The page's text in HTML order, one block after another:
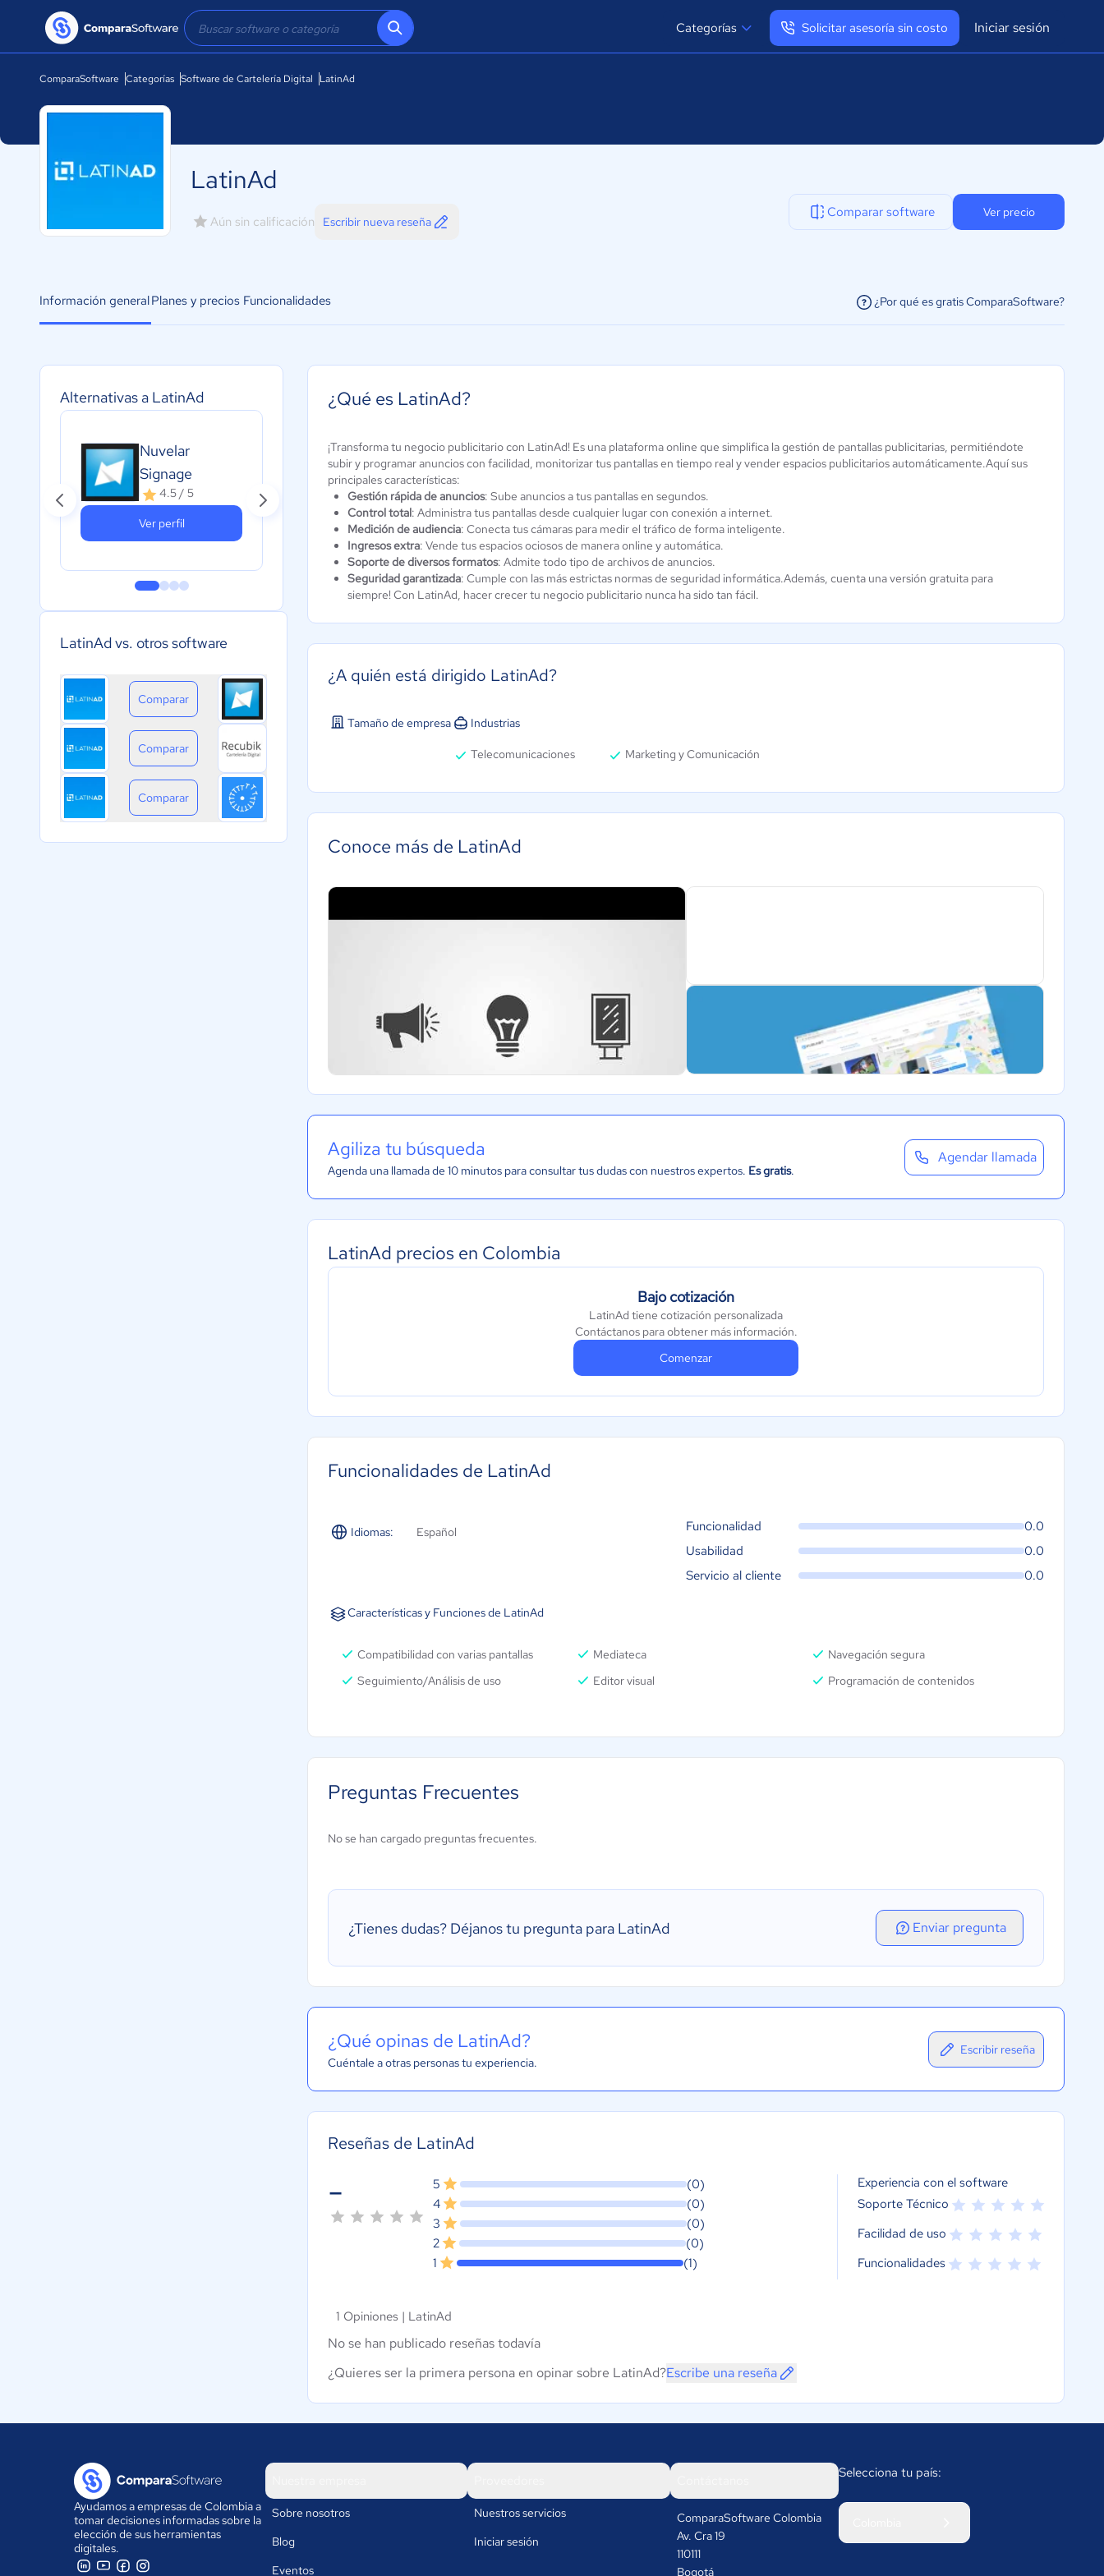
Categorías Solicitar asesoría sin costo Iniciar sesión
ComparaSoftware Categorías Software de Cartelería Digital LatinAd
LatinAd
Aún sin calificación Escribir nueva reseña
Comparar software Ver precio
Información generalPlanes y precios Funcionalidades ¿Por qué es gratis ComparaSoftware?
Alternativas a LatinAd
Nuvelar
Signage
4.5 / 5
Ver perfil
Recubik
Cartelería
5 / 5
Interacty
Digital Signage
DS
LatinAd vs. otros software
Comparar
Comparar
Comparar
¿Qué es LatinAd?
¡Transforma tu negocio publicitario con LatinAd! Es una plataforma online que simplifica la gestión de pantallas publicitarias, permitiéndote
subir y programar anuncios con facilidad, monitorizar tus pantallas en tiempo real y vender espacios publicitarios automáticamente.Aquí sus
principales características:
Gestión rápida de anuncios: Sube anuncios a tus pantallas en segundos.
Control total: Administra tus pantallas desde cualquier lugar con conexión a internet.
Medición de audiencia: Conecta tus cámaras para medir el tráfico de forma inteligente.
Ingresos extra: Vende tus espacios ociosos de manera online y automática.
Soporte de diversos formatos: Admite todo tipo de archivos de anuncios.
Seguridad garantizada: Cumple con las más estrictas normas de seguridad informática.Además, cuenta una versión gratuita para
siempre! Con LatinAd, hacer crecer tu negocio publicitario nunca ha sido tan fácil.
¿A quién está dirigido LatinAd?
Tamaño de empresa Industrias
Telecomunicaciones Marketing y Comunicación
Conoce más de LatinAd
Agiliza tu búsqueda
Agenda una llamada de 10 minutos para consultar tus dudas con nuestros expertos. Es gratis.
Agendar llamada
LatinAd precios en Colombia
Bajo cotización
LatinAd tiene cotización personalizada
Contáctanos para obtener más información.
Comenzar
Funcionalidades de LatinAd
Idiomas: Español Funcionalidad
0.0
Usabilidad
0.0
Servicio al cliente
0.0
Características y Funciones de LatinAd
Compatibilidad con varias pantallas Mediateca
Navegación segura
Seguimiento/Análisis de uso
Editor visual Programación de contenidos
Preguntas Frecuentes
No se han cargado preguntas frecuentes.
¿Tienes dudas? Déjanos tu pregunta para LatinAd Enviar pregunta
¿Qué opinas de LatinAd?
Cuéntale a otras personas tu experiencia.
Escribir reseña
Reseñas de LatinAd
- 5
(0)
4
(0)
3
(0)
2
(0)
1
(1)
Experiencia con el software
Soporte Técnico
Facilidad de uso
Funcionalidades
1 Opiniones | LatinAd
No se han publicado reseñas todavía
¿Quieres ser la primera persona en opinar sobre LatinAd?Escribe una reseña
Ayudamos a empresas de Colombia a
tomar decisiones informadas sobre la
elección de sus herramientas
digitales.
Sobre nosotros
Blog
Eventos
Nuestros servicios
Iniciar sesión
ComparaSoftware Colombia
Av. Cra 19
110111
Bogotá
Selecciona tu país: